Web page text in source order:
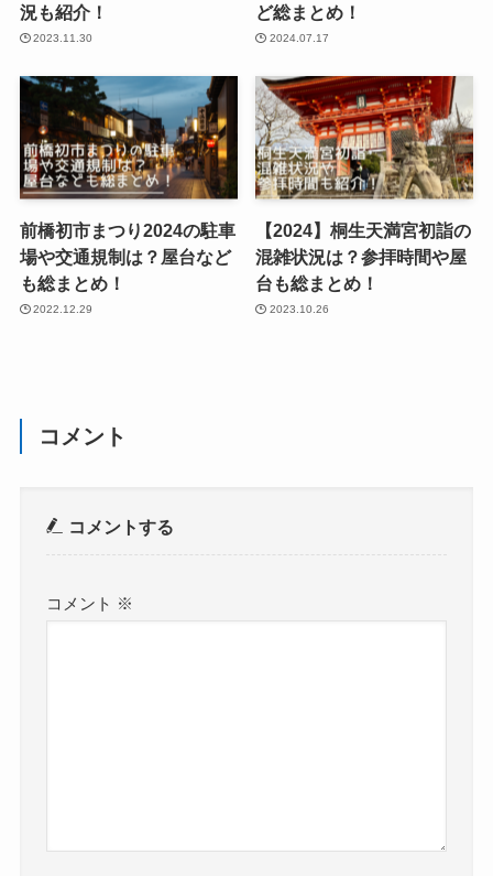
況も紹介！
2023.11.30
ど総まとめ！
2024.07.17
前橋初市まつり2024の駐車
場や交通規制は？屋台など
も総まとめ！
2022.12.29
【2024】桐生天満宮初詣の
混雑状況は？参拝時間や屋
台も総まとめ！
2023.10.26
コメント
コメントする
コメント ※